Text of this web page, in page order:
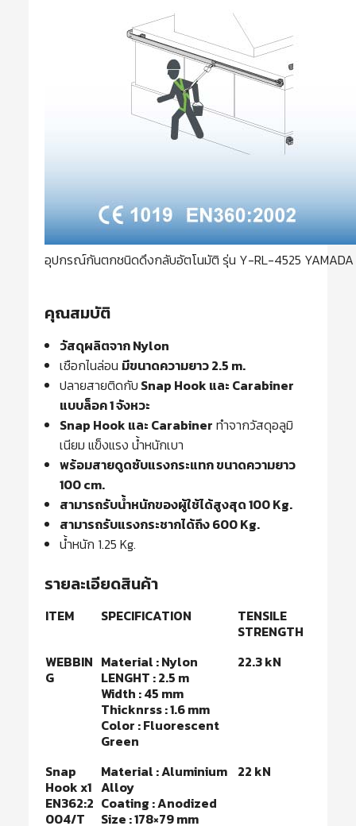
อุปกรณ์กันตกชนิดดึงกลับอัตโนมัติ รุ่น Y-RL-4525 YAMADA
คุณสมบัติ
วัสดุผลิตจาก Nylon
เชือกไนล่อน มีขนาดความยาว 2.5 m.
ปลายสายติดกับ Snap Hook และ Carabiner
แบบล็อค 1 จังหวะ
Snap Hook และ Carabiner ทำจากวัสดุอลูมิ
เนียม แข็งแรง น้ำหนักเบา
พร้อมสายดูดซับแรงกระแทก ขนาดความยาว
100 cm.
สามารถรับน้ำหนักของผู้ใช้ได้สูงสุด 100 Kg.
สามารถรับแรงกระชากได้ถึง 600 Kg.
น้ำหนัก 1.25 Kg.
รายละเอียดสินค้า
ITEM SPECIFICATION
TENSILE
STRENGTH
WEBBIN
G
Material : Nylon
LENGHT : 2.5 m
Width : 45 mm
Thicknrss : 1.6 mm
Color : Fluorescent
Green
22.3 kN
Snap
Hook x1
EN362:2
004/T
Material : Aluminium
Alloy
Coating : Anodized
Size : 178×79 mm
22 kN